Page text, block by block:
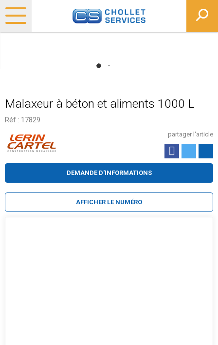
Malaxeur à béton et aliments 1000 L
Réf : 17829
partager l'article
DEMANDE D'INFORMATIONS
AFFICHER LE NUMÉRO